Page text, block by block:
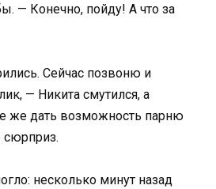
— Конечно, пойду! А что за
Сейчас позвоню и
— Никита смутился, а
же дать возможность парню
сюрприз.
несколько минут назад